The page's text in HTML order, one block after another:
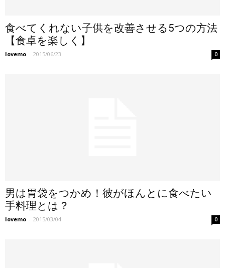
食べてくれない子供を改善させる5つの方法
【食卓を楽しく】
lovemo - 2015/06/23 0
男は胃袋をつかめ！彼がほんとに食べたい
手料理とは？
lovemo - 2015/03/04 0